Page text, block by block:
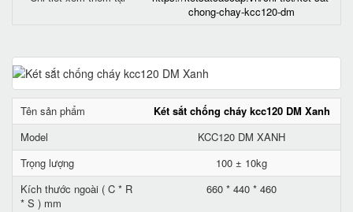
chong-chay-kcc120-dm
Tên sản phẩm
Két sắt chống cháy kcc120 DM Xanh
Model
KCC120 DM XANH
Trọng lượng
100 ± 10kg
Kích thước ngoài ( C * R
* S ) mm
660 * 440 * 460